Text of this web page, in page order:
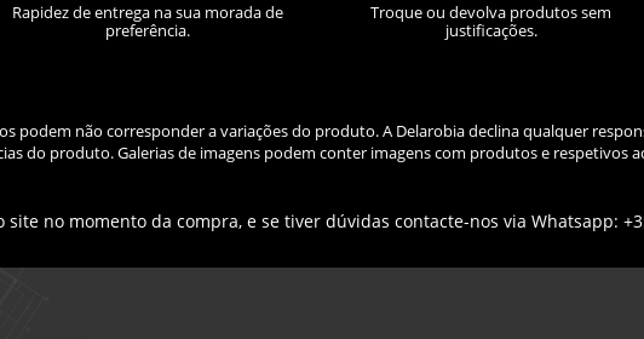
Rapidez de entrega na sua morada de
preferência.
Troque ou devolva produtos sem
justificações.
podem não corresponder a variações do produto. A Delarobia declina qualquer
do produto. Galerias de imagens podem conter imagens com produtos e respetivos
no momento da compra, e se tiver dúvidas contacte-nos via Whatsapp: